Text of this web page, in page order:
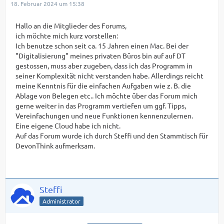
18. Februar 2024 um 15:38
Hallo an die Mitglieder des Forums,
ich möchte mich kurz vorstellen:
Ich benutze schon seit ca. 15 Jahren einen Mac. Bei der
"Digitalisierung" meines privaten Büros bin auf auf DT
gestossen, muss aber zugeben, dass ich das Programm in
seiner Komplexität nicht verstanden habe. Allerdings reicht
meine Kenntnis für die einfachen Aufgaben wie z. B. die
Ablage von Belegen etc.. Ich möchte über das Forum mich
gerne weiter in das Programm vertiefen um ggf. Tipps,
Vereinfachungen und neue Funktionen kennenzulernen.
Eine eigene Cloud habe ich nicht.
Auf das Forum wurde ich durch Steffi und den Stammtisch für
DevonThink aufmerksam.
Steffi
Administrator